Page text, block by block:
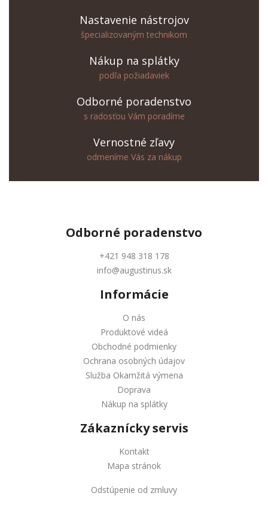
Nastavenie nástrojov
špecializovaným technikom
Nákup na splátky
podľa požiadaviek
Odborné poradenstvo
s radosťou Vám poradíme
Vernostné zľavy
odmeníme Vás za nákup
Odborné poradenstvo
+421 948 318 178
info@augustinus.sk
Informácie
O nás
Produktové videá
Obchodné podmienky
Ochrana osobných údajov
Služba Okamžitá výmena
Doprava
Nákup na splátky
Zákaznícky servis
Kontakt
Mapa stránok
Odstúpenie od zmluvy